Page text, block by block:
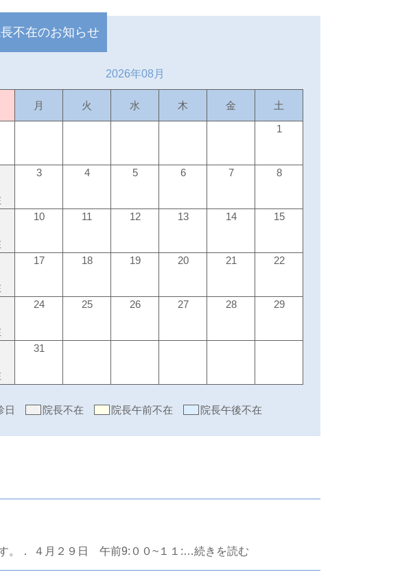
長不在のお知らせ
2026年08月
月 火 水 木 金
土
1
3 4 5 6 7 8
10 11 12 13 14 15
17 18 19 20 21 22
24 25 26 27 28 29
31
日 院長不在 院長午前不在 院長午後不在
。． ４月２９日 午前9:００~１１:…続きを読む